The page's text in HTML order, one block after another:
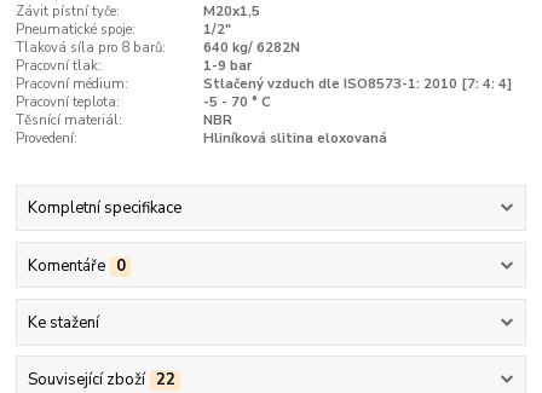
Závit pístní tyče:
M20x1,5
Pneumatické spoje:
1/2"
Tlaková síla pro 8 barů:
640 kg/ 6282N
Pracovní tlak:
1-9 bar
Pracovní médium:
Stlačený vzduch dle ISO8573-1: 2010 [7: 4: 4]
Pracovní teplota:
-5 - 70 ° C
Těsnící materiál:
NBR
Provedení:
Hliníková slitina eloxovaná
Kompletní specifikace
Komentáře 0
Ke stažení
Související zboží 22